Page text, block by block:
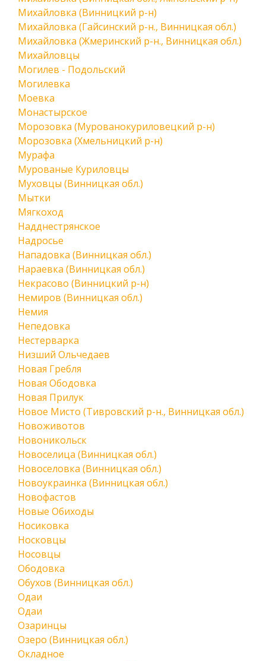
Михайловка (Винницкий р-н)
Михайловка (Гайсинский р-н., Винницкая обл.)
Михайловка (Жмеринский р-н., Винницкая обл.)
Михайловцы
Могилев - Подольский
Могилевка
Моевка
Монастырское
Морозовка (Мурованокуриловецкий р-н)
Морозовка (Хмельницкий р-н)
Мурафа
Мурованые Куриловцы
Муховцы (Винницкая обл.)
Мытки
Мягкоход
Надднестрянское
Надросье
Нападовка (Винницкая обл.)
Нараевка (Винницкая обл.)
Некрасово (Винницкий р-н)
Немиров (Винницкая обл.)
Немия
Непедовка
Нестерварка
Низший Ольчедаев
Новая Гребля
Новая Ободовка
Новая Прилук
Новое Мисто (Тивровский р-н., Винницкая обл.)
Новоживотов
Новоникольск
Новоселица (Винницкая обл.)
Новоселовка (Винницкая обл.)
Новоукраинка (Винницкая обл.)
Новофастов
Новые Обиходы
Носиковка
Носковцы
Носовцы
Ободовка
Обухов (Винницкая обл.)
Одаи
Одаи
Озаринцы
Озеро (Винницкая обл.)
Окладное